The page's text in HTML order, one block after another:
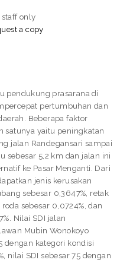
staff only
a copy
pendukung prasarana di
pertumbuhan dan
Beberapa faktor
satunya yaitu peningkatan
jalan Randegansari sampai
sebesar 5,2 km dan jalan ini
ke Pasar Menganti. Dari
jenis kerusakan
sebesar 0,3647%, retak
sebesar 0,0724%, dan
Nilai SDI jalan
Mubin Wonokoyo
dengan kategori kondisi
nilai SDI sebesar 75 dengan